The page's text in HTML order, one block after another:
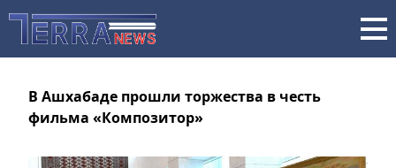
В Ашхабаде прошли торжества в честь
фильма «Композитор»